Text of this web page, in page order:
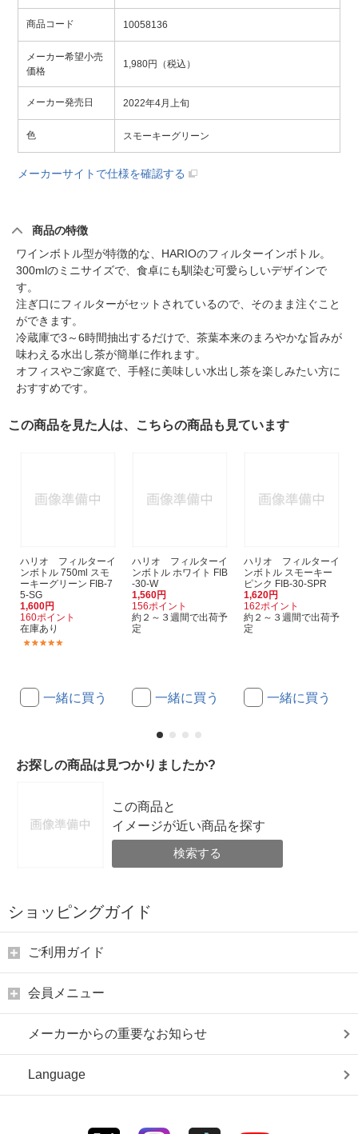
商品コード 10058136
メーカー希望小売
価格
1,980円（税込）
メーカー発売日 2022年4月上旬
色 スモーキーグリーン
メーカーサイトで仕様を確認する
商品の特徴
ワインボトル型が特徴的な、HARIOのフィルターインボトル。
300mlのミニサイズで、食卓にも馴染む可愛らしいデザインで
す。
注ぎ口にフィルターがセットされているので、そのまま注ぐこと
ができます。
冷蔵庫で3～6時間抽出するだけで、茶葉本来のまろやかな旨みが
味わえる水出し茶が簡単に作れます。
オフィスやご家庭で、手軽に美味しい水出し茶を楽しみたい方に
おすすめです。
この商品を見た人は、こちらの商品も見ています
ハリオ フィルターイ
ンボトル 750ml スモ
ーキーグリーン FIB-7
5-SG
1,600円
160ポイント
在庫あり
一緒に買う
ハリオ フィルターイ
ンボトル ホワイト FIB
-30-W
1,560円
156ポイント
約２～３週間で出荷予
定
一緒に買う
ハリオ フィルターイ
ンボトル スモーキー
ピンク FIB-30-SPR
1,620円
162ポイント
約２～３週間で出荷予
定
一緒に買う
お探しの商品は見つかりましたか?
この商品と
イメージが近い商品を探す
検索する
ショッピングガイド
ご利用ガイド
会員メニュー
メーカーからの重要なお知らせ
Language